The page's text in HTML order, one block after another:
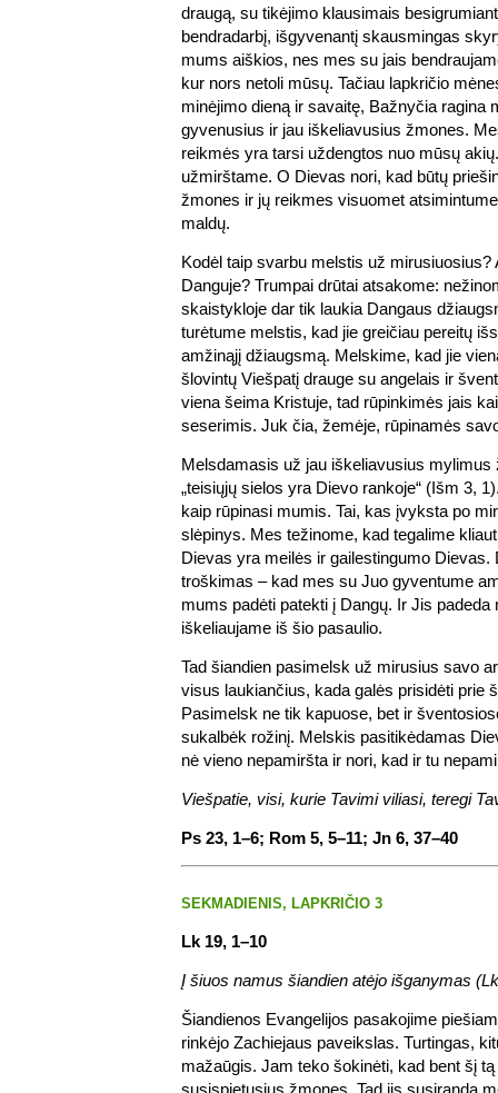
draugą, su tikėjimo klausimais
bendradarbį, išgyvenantį skausmingas
mums aiškios, nes mes su jais
kur nors netoli mūsų. Tačiau lapkričio
minėjimo dieną ir savaitę, Bažnyčia ragina
gyvenusius ir jau iškeliavusius žmones.
reikmės yra tarsi uždengtos nuo mūsų
užmirštame. O Dievas nori, kad būtų
žmones ir jų reikmes visuomet
maldų.
Kodėl taip svarbu melstis už mirusiuosius?
Danguje? Trumpai drūtai atsakome:
skaistykloje dar tik laukia Dangaus
turėtume melstis, kad jie greičiau pereitų
amžinąjį džiaugsmą. Melskime, kad jie
šlovintų Viešpatį drauge su angelais ir
viena šeima Kristuje, tad rūpinkimės jais
seserimis. Juk čia, žemėje, rūpinamės
Melsdamasis už jau iškeliavusius mylimus
„teisiųjų sielos yra Dievo rankoje“ (Išm 3,
kaip rūpinasi mumis. Tai, kas įvyksta po
slėpinys. Mes težinome, kad tegalime
Dievas yra meilės ir gailestingumo Dievas.
troškimas – kad mes su Juo gyventume
mums padėti patekti į Dangų. Ir Jis padeda
iškeliaujame iš šio pasaulio.
Tad šiandien pasimelsk už mirusius savo
visus laukiančius, kada galės prisidėti prie
Pasimelsk ne tik kapuose, bet ir
sukalbėk rožinį. Melskis pasitikėdamas
nė vieno nepamiršta ir nori, kad ir tu
Viešpatie, visi, kurie Tavimi viliasi, teregi
Ps 23, 1–6; Rom 5, 5–11; Jn 6, 37–40
SEKMADIENIS, LAPKRIČIO 3
Lk 19, 1–10
Į šiuos namus šiandien atėjo išganymas
Šiandienos Evangelijos pasakojime
rinkėjo Zachiejaus paveikslas. Turtingas,
mažaūgis. Jam teko šokinėti, kad bent šį
susispietusius žmones. Tad jis susiranda